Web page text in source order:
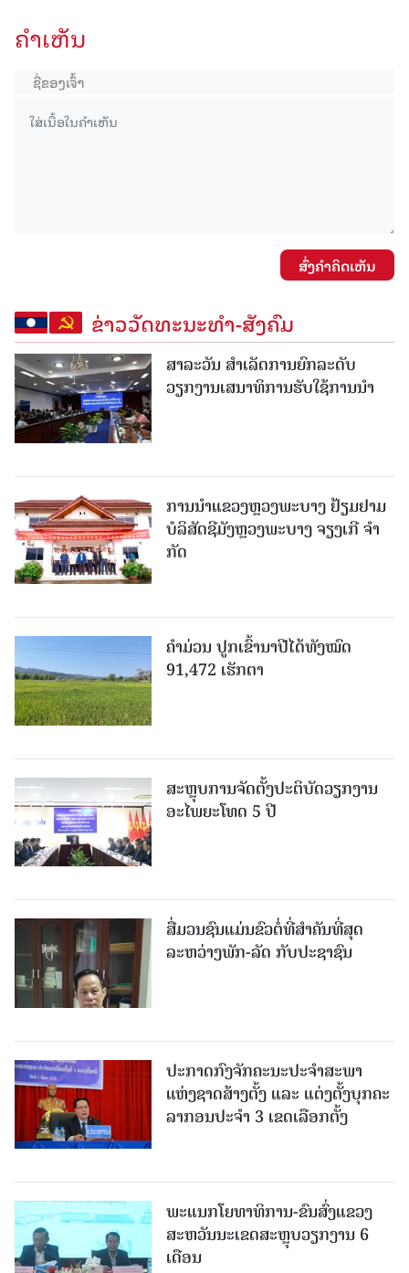
ຄໍາເຫັນ
ສົ່ງຄໍາຄິດເຫັນ
ຂ່າວວັດທະນະທຳ-ສັງຄົມ
ສາລະວັນ ສໍາເລັດການຍົກລະດັບ
ວຽກງານເສນາທິການຮັບໃຊ້ການນໍາ
ການນຳແຂວງຫຼວງພະບາງ ຢ້ຽມ​ຢາມ
ບໍ​ລິ​ສັດຊີມັງຫຼວງພະບາງ ຈຽງເກີ ຈໍາ
ກັດ
ຄໍາມ່ວນ ປູກເຂົ້ານາປີໄດ້ທັງໝົດ
91,472 ເຮັກຕາ
ສະຫຼຸບການຈັດຕັ້ງປະຕິບັດວຽກງານ
ອະໄພຍະໂທດ 5 ປີ
ສື່ມວນຊົນແມ່ນຂົວຕໍ່ທີ່ສໍາຄັນທີ່ສຸດ
ລະຫວ່າງພັກ-ລັດ ກັບປະຊາຊົນ
ປະກາດກົງຈັກຄະນະປະຈໍາສະພາ
ແຫ່ງຊາດສ້າງຕັ້ງ ແລະ ແຕ່ງຕັ້ງບຸກຄະ
ລາກອນປະຈໍາ 3 ເຂດເລືອກຕັ້ງ
ພະແນກໂຍທາທິການ-ຂົນສົ່ງແຂວງ
ສະຫວັນນະເຂດສະຫຼຸບວຽກງານ 6
ເດືອນ